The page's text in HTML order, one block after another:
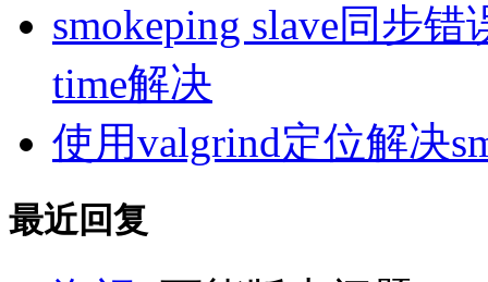
smokeping slave同步错
time解决
使用valgrind定位解决
最近回复